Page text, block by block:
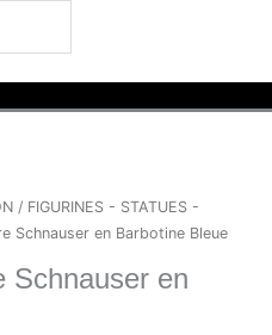
/ FIGURINES - STATUES -
Schnauser en Barbotine Bleue
Schnauser en